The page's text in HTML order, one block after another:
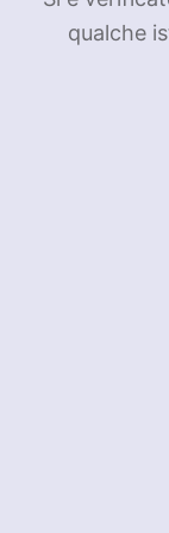
qualche